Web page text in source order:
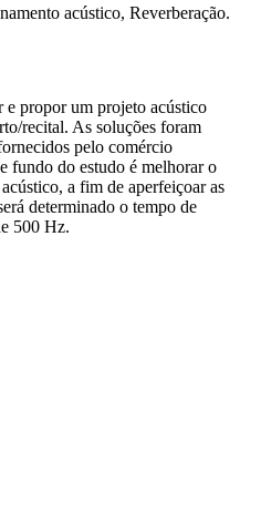
acústico, Reverberação.
e propor um projeto acústico
recital. As soluções foram
pelo comércio
fundo do estudo é melhorar o
a fim de aperfeiçoar as
determinado o tempo de
500 Hz.